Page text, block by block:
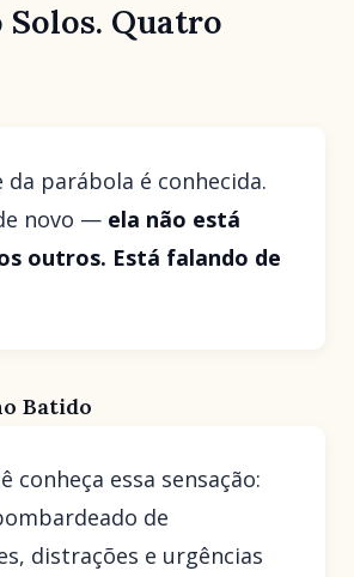
Quatro
da parábola é conhecida.
novo — ela não está
outros. Está falando de
Batido
conheça essa sensação:
de
distrações e urgências